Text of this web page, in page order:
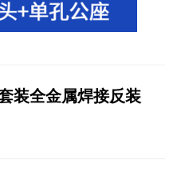
装全金属焊接反装